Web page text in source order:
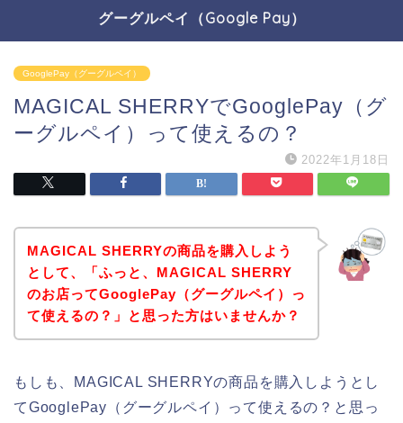
グーグルペイ（Google Pay）
GooglePay（グーグルペイ）
MAGICAL SHERRYでGooglePay（グ
ーグルペイ）って使えるの？
2022年1月18日
MAGICAL SHERRYの商品を購入しよう
として、「ふっと、MAGICAL SHERRY
のお店ってGooglePay（グーグルペイ）っ
て使えるの？」と思った方はいませんか？
もしも、MAGICAL SHERRYの商品を購入しようとし
てGooglePay（グーグルペイ）って使えるの？と思っ